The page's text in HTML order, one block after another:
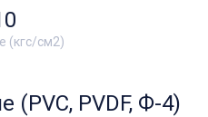
(кгс/см2)
(PVC, PVDF, Ф-4)